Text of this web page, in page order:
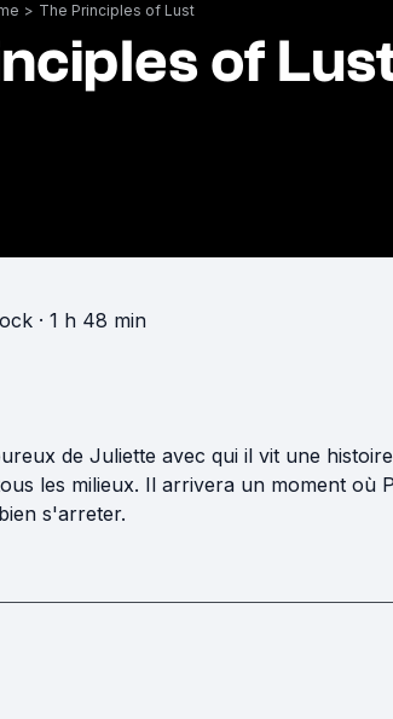
> The Principles of Lust
of
· 1 h 48 min
de Juliette avec qui il vit une
les milieux. Il arrivera un moment où
s'arreter.